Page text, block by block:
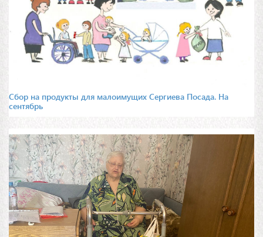
Сбор на продукты для малоимущих Сергиева Посада. На
сентябрь